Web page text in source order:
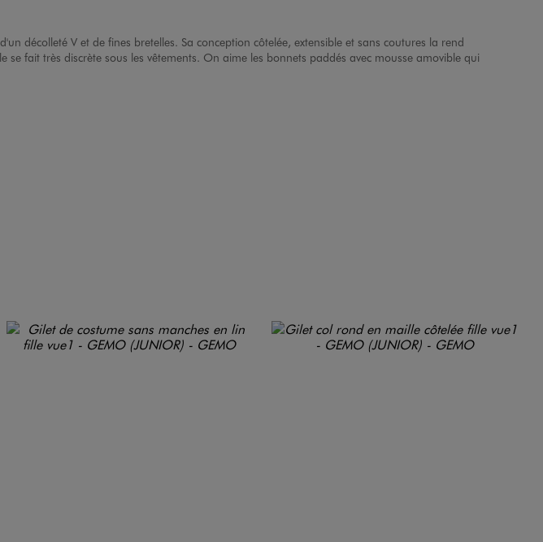
décolleté V et de fines bretelles. Sa conception côtelée, extensible et sans coutures la rend
se fait très discrète sous les vêtements. On aime les bonnets paddés avec mousse amovible qui